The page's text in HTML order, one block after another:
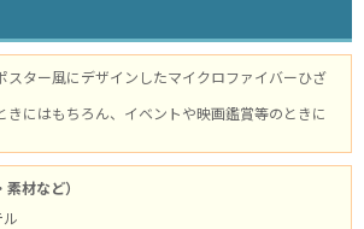
スター風にデザインしたマイクロファイバーひざ
きにはもちろん、イベントや映画鑑賞等のときに
材など）